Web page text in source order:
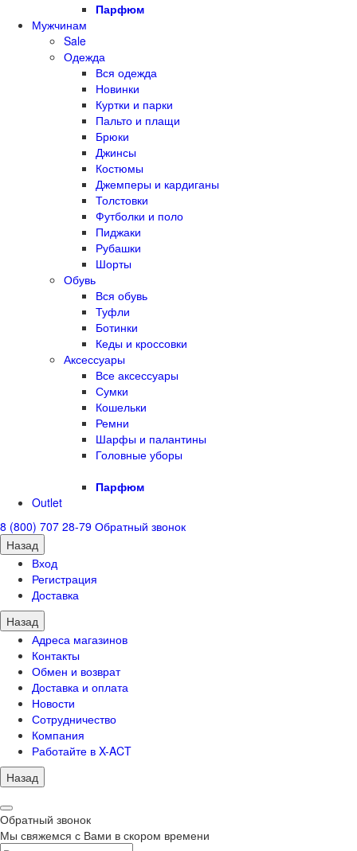
Парфюм
Мужчинам
Sale
Одежда
Вся одежда
Новинки
Куртки и парки
Пальто и плащи
Брюки
Джинсы
Костюмы
Джемперы и кардиганы
Толстовки
Футболки и поло
Пиджаки
Рубашки
Шорты
Обувь
Вся обувь
Туфли
Ботинки
Кеды и кроссовки
Аксессуары
Все аксессуары
Сумки
Кошельки
Ремни
Шарфы и палантины
Головные уборы
Парфюм
Outlet
8 (800) 707 28-79 Обратный звонок
Назад
Вход
Регистрация
Доставка
Назад
Адреса магазинов
Контакты
Обмен и возврат
Доставка и оплата
Новости
Сотрудничество
Компания
Работайте в X-ACT
Назад
Обратный звонок
Мы свяжемся с Вами в скором времени